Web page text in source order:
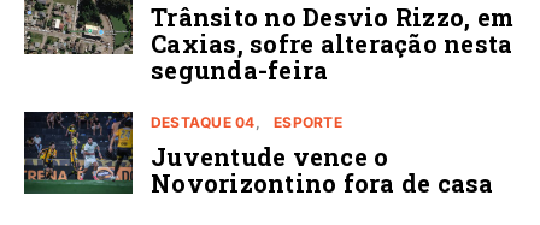
Trânsito no Desvio Rizzo, em
Caxias, sofre alteração nesta
segunda-feira
DESTAQUE 04 ESPORTE
Juventude vence o
Novorizontino fora de casa